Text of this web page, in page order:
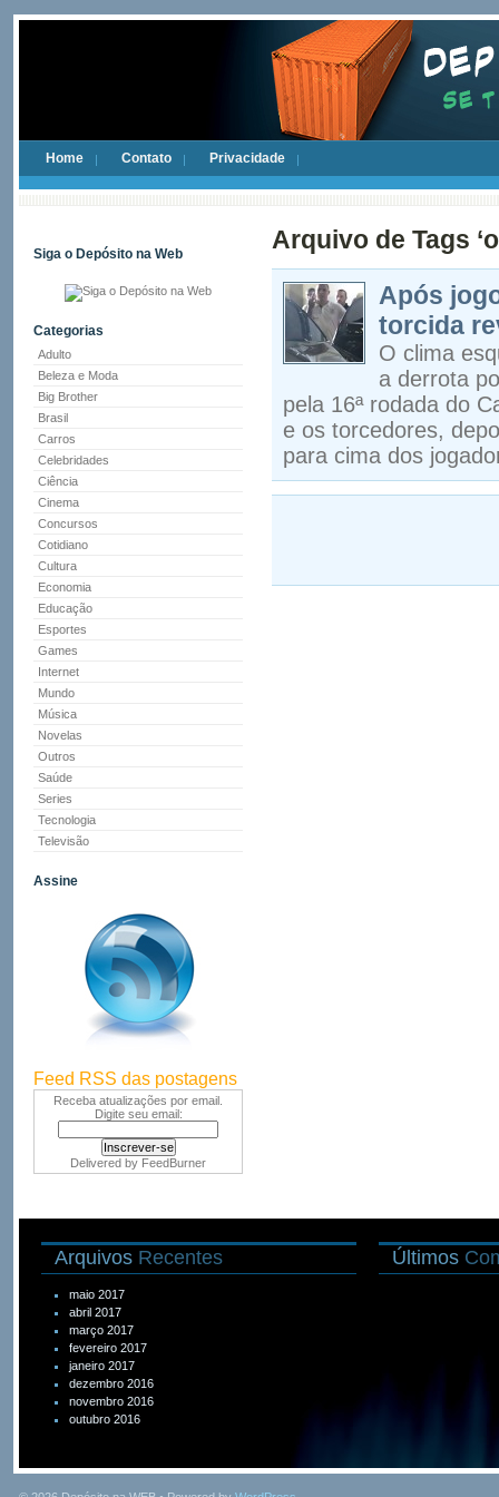
Home Contato Privacidade
Siga o Depósito na Web
Categorias
Adulto
Beleza e Moda
Big Brother
Brasil
Carros
Celebridades
Ciência
Cinema
Concursos
Cotidiano
Cultura
Economia
Educação
Esportes
Games
Internet
Mundo
Música
Novelas
Outros
Saúde
Series
Tecnologia
Televisão
Assine
Feed RSS das postagens
Receba atualizações por email.
Digite seu email:
Delivered by FeedBurner
Arquivo de Tags
Após
torcida
O clima
a derrota
pela 16ª rodada do
e os torcedores,
para cima dos
Arquivos Recentes
maio 2017
abril 2017
março 2017
fevereiro 2017
janeiro 2017
dezembro 2016
novembro 2016
outubro 2016
Últimos